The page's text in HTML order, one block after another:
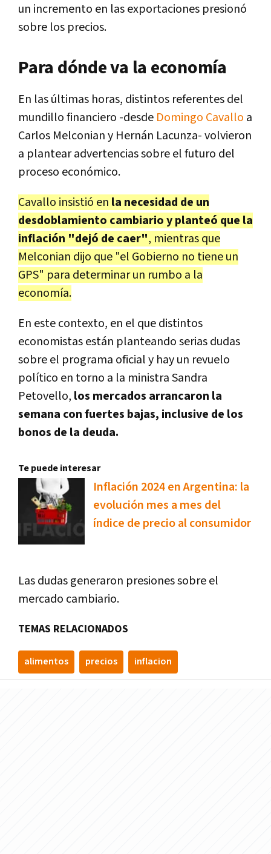
un incremento en las exportaciones presionó
sobre los precios.
Para dónde va la economía
En las últimas horas, distintos referentes del
mundillo financiero -desde Domingo Cavallo a
Carlos Melconian y Hernán Lacunza- volvieron
a plantear advertencias sobre el futuro del
proceso económico.
Cavallo insistió en la necesidad de un
desdoblamiento cambiario y planteó que la
inflación "dejó de caer", mientras que
Melconian dijo que "el Gobierno no tiene un
GPS" para determinar un rumbo a la
economía.
En este contexto, en el que distintos
economistas están planteando serias dudas
sobre el programa oficial y hay un revuelo
político en torno a la ministra Sandra
Petovello, los mercados arrancaron la
semana con fuertes bajas, inclusive de los
bonos de la deuda.
Te puede interesar
Inflación 2024 en Argentina: la
evolución mes a mes del
índice de precio al consumidor
Las dudas generaron presiones sobre el
mercado cambiario.
TEMAS RELACIONADOS
alimentos precios inflacion